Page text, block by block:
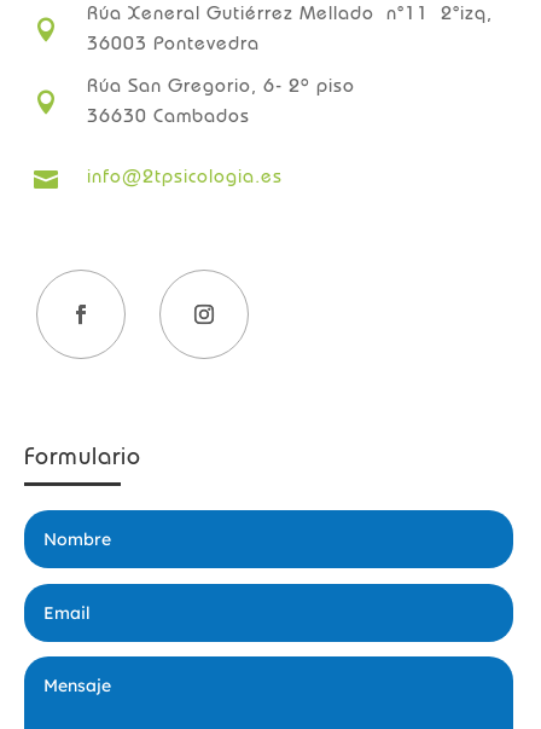

Rúa Xeneral Gutiérrez Mellado n°11 2°izq,
36003 Pontevedra

Rúa San Gregorio, 6- 2º piso
36630 Cambados
 info@2tpsicologia.es
Formulario